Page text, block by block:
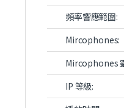
頻率響應範圍:
Mircophones:
Mircophones
IP 等級: